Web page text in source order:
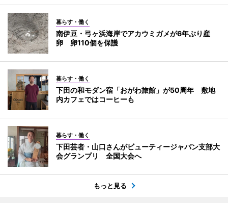
暮らす・働く
南伊豆・弓ヶ浜海岸でアカウミガメが6年ぶり産
卵 卵110個を保護
暮らす・働く
下田の和モダン宿「おがわ旅館」が50周年 敷地
内カフェではコーヒーも
暮らす・働く
下田芸者・山口さんがビューティージャパン支部大
会グランプリ 全国大会へ
もっと見る